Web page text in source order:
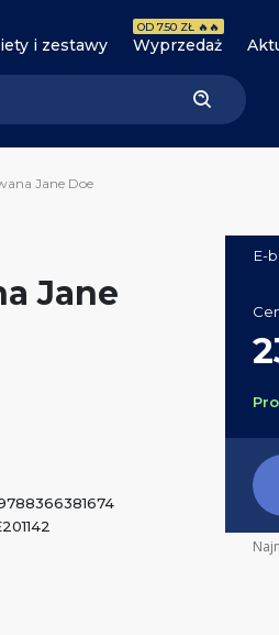
i zestawy Wyprzedaż
OD 7.50 ZŁ 🔥🔥
Jane Doe
Jane
E-